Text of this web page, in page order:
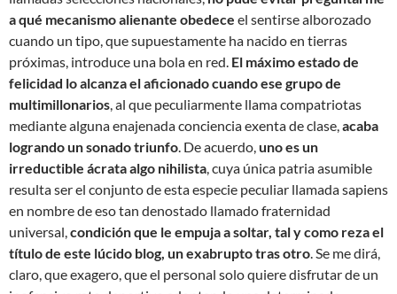
a qué mecanismo alienante obedece el sentirse alborozado
cuando un tipo, que supuestamente ha nacido en tierras
próximas, introduce una bola en red. El máximo estado de
felicidad lo alcanza el aficionado cuando ese grupo de
multimillonarios , al que peculiarmente llama compatriotas
mediante alguna enajenada conciencia exenta de clase, acaba
logrando un sonado triunfo . De acuerdo, uno es un
irreductible ácrata algo nihilista , cuya única patria asumible
resulta ser el conjunto de esta especie peculiar llamada sapiens
en nombre de eso tan denostado llamado fraternidad
universal, condición que le empuja a soltar, tal y como reza el
título de este lúcido blog, un exabrupto tras otro . Se me dirá,
claro, que exagero, que el personal solo quiere disfrutar de un